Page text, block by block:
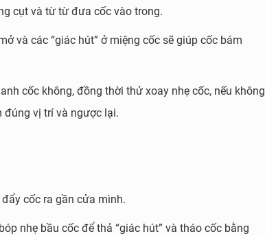
cụt và từ từ đưa cốc vào trong.
và các “giác hút” ở miệng cốc sẽ giúp cốc bám
cốc không, đồng thời thử xoay nhẹ cốc, nếu không
đúng vị trí và ngược lại.
cốc ra gần cửa mình.
nhẹ bầu cốc để thả “giác hút” và tháo cốc bằng